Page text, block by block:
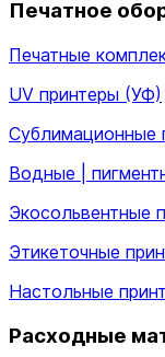
Печатное
Печатные
UV принтеры (УФ)
Сублимационные
Водные |
Экосольвентные
Этикеточные
Настольные
Расходные